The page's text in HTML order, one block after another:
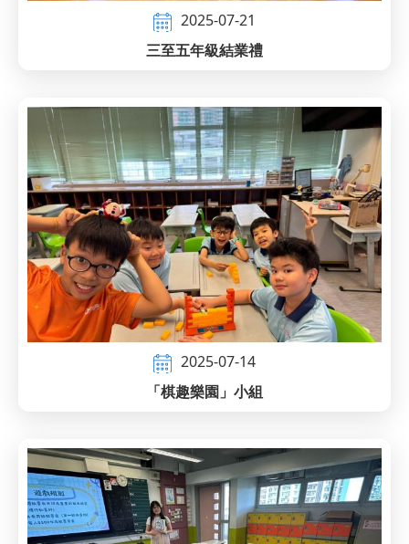
2025-07-21
三至五年級結業禮
2025-07-14
「棋趣樂園」小組